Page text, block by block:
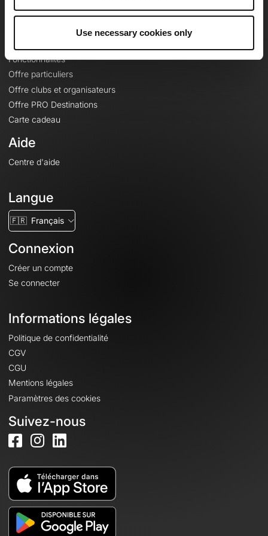
Use necessary cookies only
Fonctionnalités
Offre particuliers
Offre clubs et organisateurs
Offre PRO Destinations
Carte cadeau
Aide
Centre d'aide
Langue
🇫🇷 Français
Connexion
Créer un compte
Se connecter
Informations légales
Politique de confidentialité
CGV
CGU
Mentions légales
Paramètres des cookies
Suivez-nous